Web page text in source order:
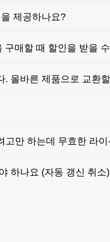
제공하나요?
매할 때 할인을 받을
. 올바른 제품으로 교환
고만 하는데 무효한 라
하나요 (자동 갱신 취소